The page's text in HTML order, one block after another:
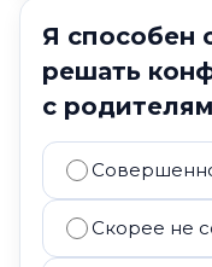
Я способен
решать
с
Скорее не